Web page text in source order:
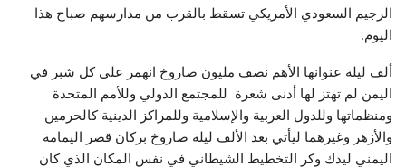
الرجيم السعودي الأمريكي تسقط بالقرب من مدارسهم صباح هذا
اليوم.
ألف ليلة عنوانها الأهم نصف مليون صاروخ انهمر على كل شبر في
اليمن لم تهتز لها أدنى شعرة للمجتمع الدولي وللأمم المتحدة
ومنظماتها وللدول العربية والإسلامية وللمراكز الدينية كالحرمين
والأزهر وغيرهما ليأتي بعد الألف ليلة صاروخ بركان قصر اليمامة
اليمني ليدك وكر التخطيط الشيطاني في نفس المكان الذي كان